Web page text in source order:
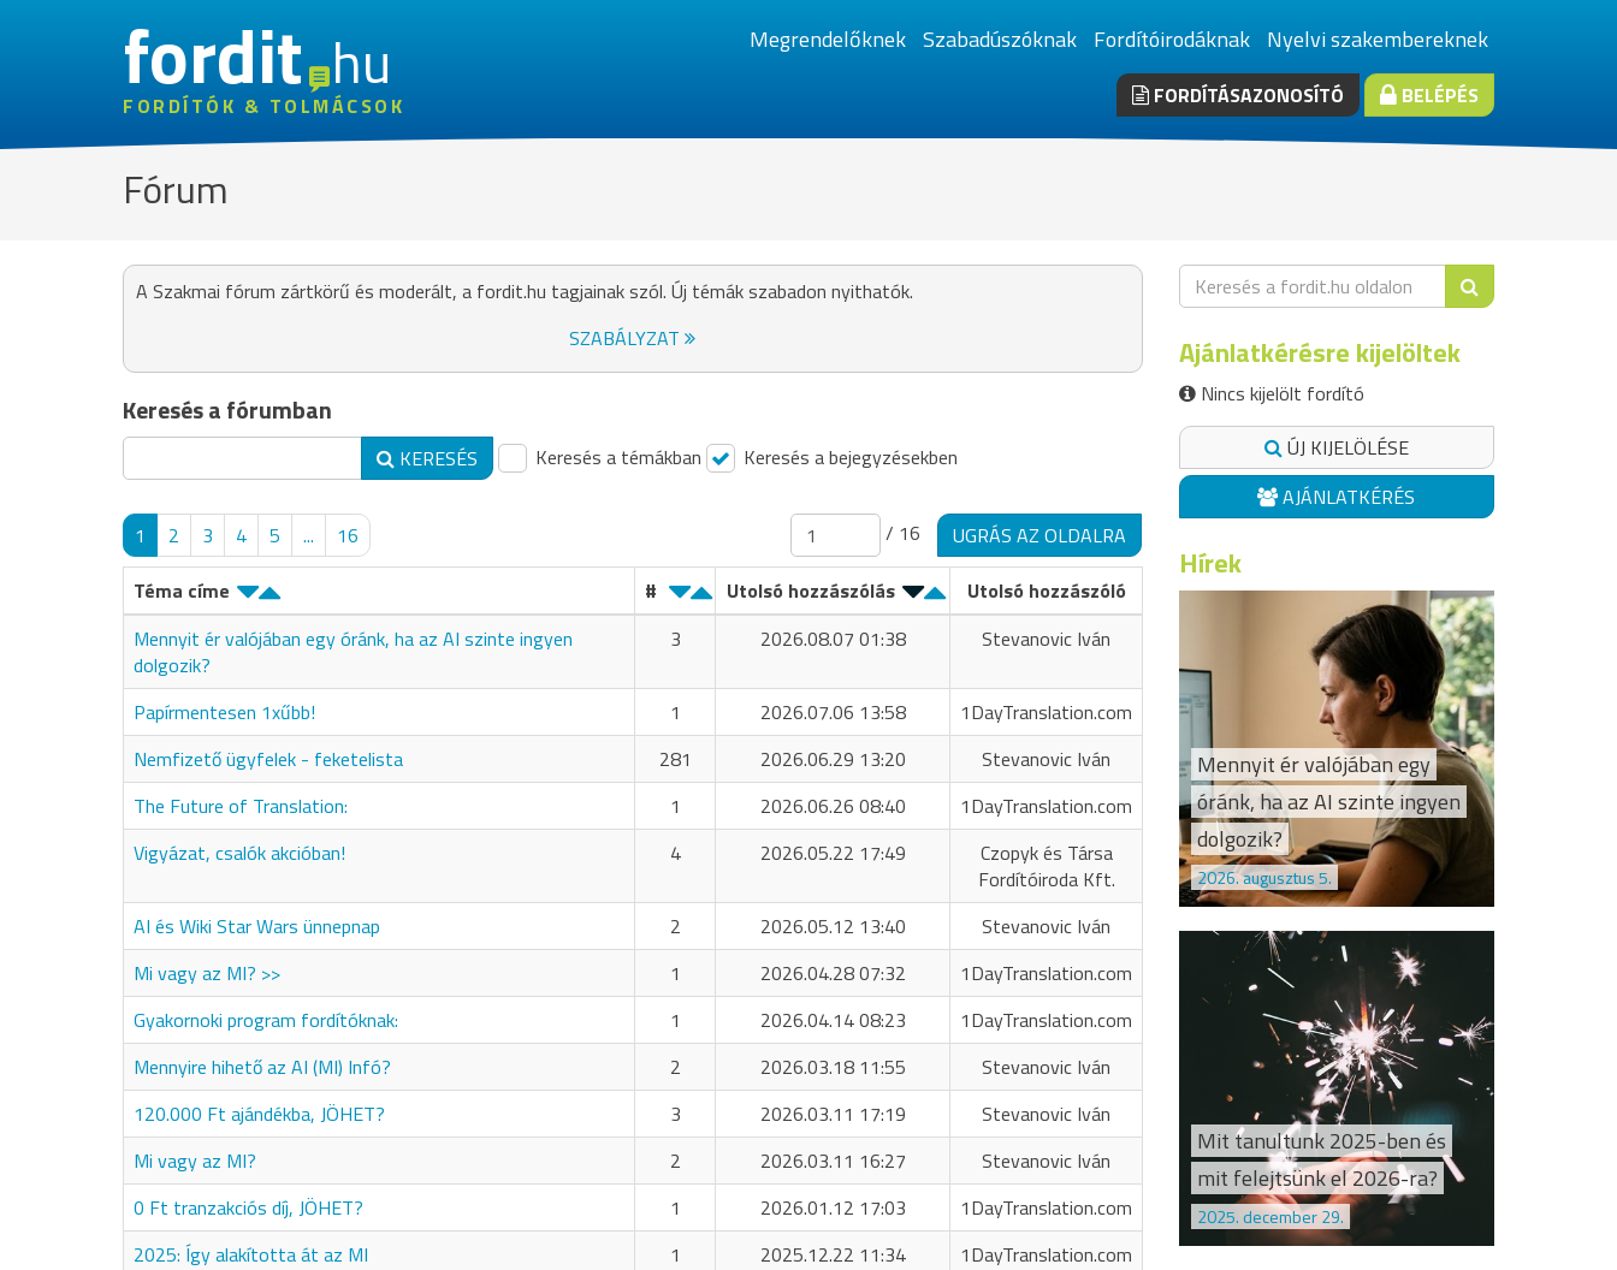
fordithu
FORDÍTÓK & TOLMÁCSOK
Megrendelőknek Szabadúszóknak Fordítóirodáknak Nyelvi szakembereknek
FORDÍTÁSAZONOSÍTÓ BELÉPÉS
Fórum
A Szakmai fórum zártkörű és moderált, a fordit.hu tagjainak szól. Új témák szabadon nyithatók.
SZABÁLYZAT
Keresés a fórumban
KERESÉS Keresés a témákban Keresés a bejegyzésekben
1 2 3 4 5 ... 16 / 16
UGRÁS AZ OLDALRA
Téma címe
# Utolsó hozzászólás
Utolsó hozzászóló
Mennyit ér valójában egy óránk, ha az AI szinte ingyen
dolgozik?
3 2026.08.07 01:38 Stevanovic Iván
Papírmentesen 1xűbb! 1 2026.07.06 13:58
1DayTranslation.com
Nemfizető ügyfelek - feketelista
281 2026.06.29 13:20
Stevanovic Iván
The Future of Translation:
1 2026.06.26 08:40
1DayTranslation.com
Vigyázat, csalók akcióban!
4 2026.05.22 17:49
Czopyk és Társa
Fordítóiroda Kft.
AI és Wiki Star Wars ünnepnap
2 2026.05.12 13:40
Stevanovic Iván
Mi vagy az MI? >>
1 2026.04.28 07:32
1DayTranslation.com
Gyakornoki program fordítóknak:
1 2026.04.14 08:23
1DayTranslation.com
Mennyire hihető az AI (MI) Infó?
2 2026.03.18 11:55
Stevanovic Iván
120.000 Ft ajándékba, JÖHET?
3 2026.03.11 17:19
Stevanovic Iván
Mi vagy az MI?
2 2026.03.11 16:27
Stevanovic Iván
0 Ft tranzakciós díj, JÖHET?
1 2026.01.12 17:03
1DayTranslation.com
2025: Így alakította át az MI
1 2025.12.22 11:34
1DayTranslation.com
Ajánlatkérésre kijelöltek
Nincs kijelölt fordító
ÚJ KIJELÖLÉSE
AJÁNLATKÉRÉS
Hírek
Mennyit ér valójában egy
óránk, ha az AI szinte ingyen
dolgozik?
2026. augusztus 5.
Mit tanultunk 2025-ben és
mit felejtsünk el 2026-ra?
2025. december 29.